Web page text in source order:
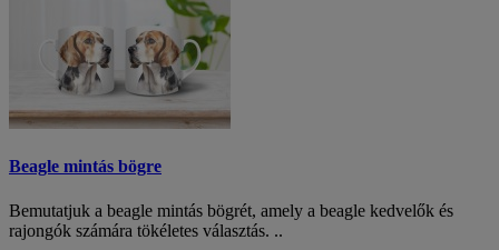
Beagle mintás bögre
Bemutatjuk a beagle mintás bögrét, amely a beagle kedvelők és
rajongók számára tökéletes választás. ..